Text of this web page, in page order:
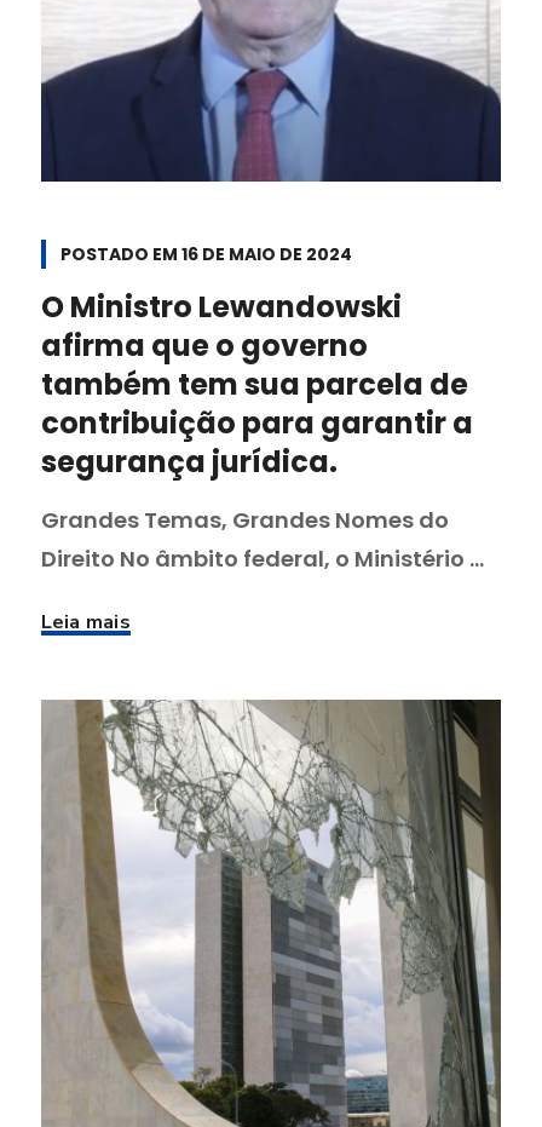
POSTADO EM 16 DE MAIO DE 2024
O Ministro Lewandowski
afirma que o governo
também tem sua parcela de
contribuição para garantir a
segurança jurídica.
Grandes Temas, Grandes Nomes do
Direito No âmbito federal, o Ministério ...
Leia mais